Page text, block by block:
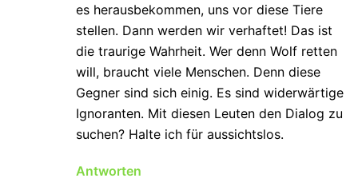
es herausbekommen, uns vor diese Tiere
stellen. Dann werden wir verhaftet! Das ist
die traurige Wahrheit. Wer denn Wolf retten
will, braucht viele Menschen. Denn diese
Gegner sind sich einig. Es sind widerwärtige
Ignoranten. Mit diesen Leuten den Dialog zu
suchen? Halte ich für aussichtslos.
Antworten